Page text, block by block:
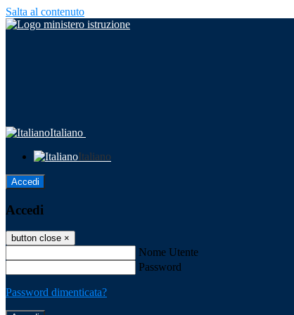
Salta al contenuto
Italiano
Italiano
Accedi
Accedi
button close ×
Nome Utente
Password
Password dimenticata?